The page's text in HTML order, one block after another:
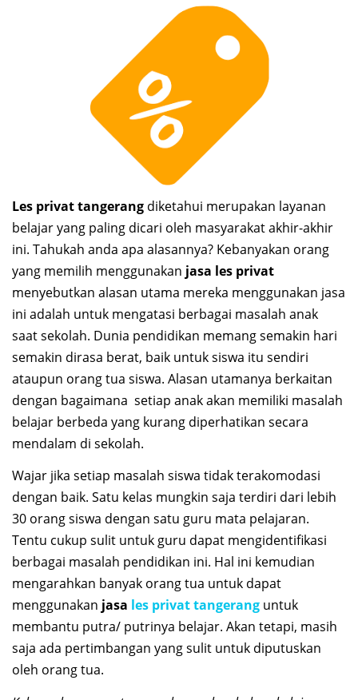
Les privat tangerang diketahui merupakan layanan
belajar yang paling dicari oleh masyarakat akhir-akhir
ini. Tahukah anda apa alasannya? Kebanyakan orang
yang memilih menggunakan jasa les privat
menyebutkan alasan utama mereka menggunakan jasa
ini adalah untuk mengatasi berbagai masalah anak
saat sekolah. Dunia pendidikan memang semakin hari
semakin dirasa berat, baik untuk siswa itu sendiri
ataupun orang tua siswa. Alasan utamanya berkaitan
dengan bagaimana setiap anak akan memiliki masalah
belajar berbeda yang kurang diperhatikan secara
mendalam di sekolah.
Wajar jika setiap masalah siswa tidak terakomodasi
dengan baik. Satu kelas mungkin saja terdiri dari lebih
30 orang siswa dengan satu guru mata pelajaran.
Tentu cukup sulit untuk guru dapat mengidentifikasi
berbagai masalah pendidikan ini. Hal ini kemudian
mengarahkan banyak orang tua untuk dapat
menggunakan jasa les privat tangerang untuk
membantu putra/ putrinya belajar. Akan tetapi, masih
saja ada pertimbangan yang sulit untuk diputuskan
oleh orang tua.